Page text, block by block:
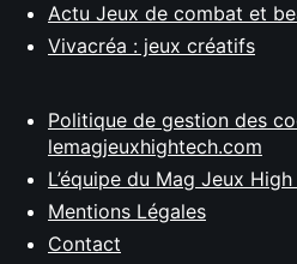
Actu Jeux de combat et
Vivacréa : jeux créatifs
Politique de gestion des
lemagjeuxhightech.com
L’équipe du Mag Jeux
Mentions Légales
Contact